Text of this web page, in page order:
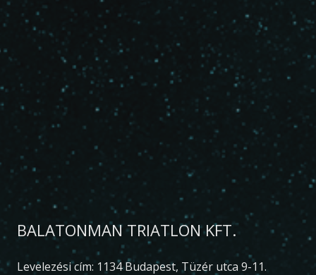
BALATONMAN TRIATLON KFT.
Levelezési cím: 1134 Budapest, Tüzér utca 9-11.